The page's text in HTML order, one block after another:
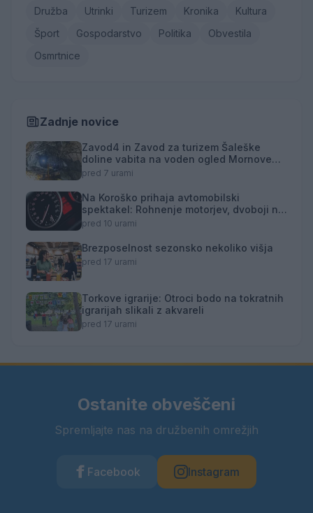
Družba Utrinki Turizem Kronika
Kultura
Šport
Gospodarstvo Politika
Obvestila
Osmrtnice
Zadnje novice
Zavod4 in Zavod za turizem Šaleške
doline vabita na voden ogled Mornove
zijalke
pred 7 urami
Na Koroško prihaja avtomobilski
spektakel: Rohnenje motorjev, dvoboji na
progah in atraktivni Car Meet
pred 10 urami
Brezposelnost sezonsko nekoliko višja
pred 17 urami
Torkove igrarije: Otroci bodo na tokratnih
igrarijah slikali z akvareli
pred 17 urami
Ostanite obveščeni
Spremljajte nas na družbenih omrežjih
Facebook Instagram